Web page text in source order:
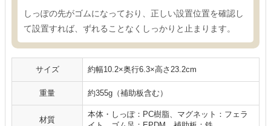
しっぽの先がゴムになっており、正しい設置位置を確認し
て設置すれば、ずれることなくしっかりと止まります。
サイズ 約幅10.2×奥行6.3×高さ23.2cm
重量 約355g（補助板含む）
材質
本体・しっぽ：PC樹脂、マグネット：フェラ